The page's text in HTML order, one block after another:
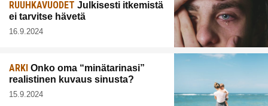
RUUHKAVUODET Julkisesti itkemistä
ei tarvitse hävetä
16.9.2024
ARKI Onko oma “minätarinasi”
realistinen kuvaus sinusta?
15.9.2024